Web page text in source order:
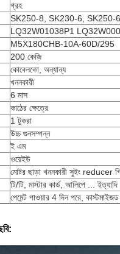
গ্রহ
SK250-8, SK230-6, SK250-
LQ32W01038P1
M5X180CHB-10A-60D/295
200 কেজি
কোবেলকো, অন্যান্য
খননকারী
6 মাস
কাঠের ক্ষেত্রে
1 টুকরা
উচ্চ গুনসম্পন্ন
ই এম
ওয়েইউ
মোটর ছাড়া খননকারী সুইং reducer
টি/টি, মাস্টার কার্ড, আলিপে ...
পেমেন্ট পাওয়ার 4 দিন পরে,